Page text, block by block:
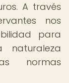
A través
nos
para
normas